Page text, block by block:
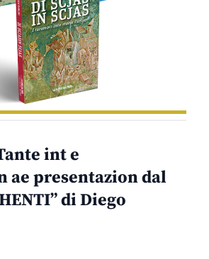
int e
ae presentazion dal
di Diego